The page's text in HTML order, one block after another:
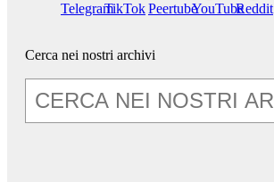
TelegramTikTokPeertubeYouTubeReddit
Cerca nei nostri archivi